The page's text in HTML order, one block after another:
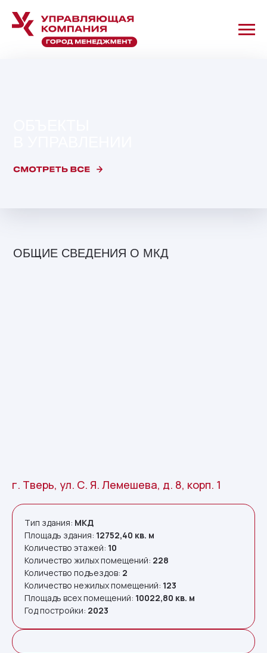
ОБЩИЕ СВЕДЕНИЯ О МКД
г. Тверь, ул. С. Я. Лемешева, д. 8, корп. 1
Тип здания: МКД
Площадь здания: 12752,40 кв. м
Количество этажей: 10
Количество жилых помещений: 228
Количество подъездов: 2
Количество нежилых помещений: 123
Площадь всех помещений: 10022,80 кв. м
Год постройки: 2023